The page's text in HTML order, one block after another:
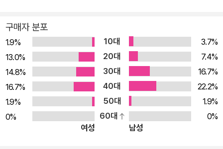
이나 대학교에서 작문과 문학을 가르치던 시절을 투사하여 자전
적인 바탕 위에 환상적인 사건을 덧입힌 것부터 시작해서, 먼 미
래에 인류의 먼 우주 개척지를 배경으로 펼쳐지는 비뚤어진 사랑
이야기, 할리우드 고전 영화에 사족을 못 쓰는 벌레 외계인들과
무역을 하기 위해 영화배우의 껍질을 입고 벌레들의 행성으로 간
사람 이야기, 인간의 뇌를 병 속에 담아 전자 시스템으로 쓰이는
이야기 등 다양한 스펙트럼을 선보이고 있다. 이 작품들은 자칫
일상과 동떨어진 허무맹랑한 이야기로 비치기 쉽지만, 제프리 포
구매자 분포
1.9% 10대
3.7%
13.0%
20대
7.4%
14.8%
30대
16.7%
16.7%
40대
22.2%
1.9%
50대
1.9%
0%
60대
0%
여성
남성